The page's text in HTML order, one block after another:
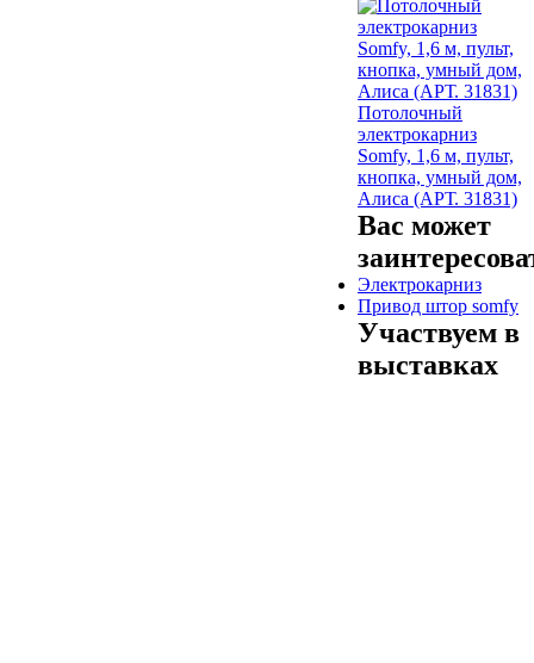
Потолочный
электрокарниз
Somfy, 1,6 м, пульт,
кнопка, умный дом,
Алиса (АРТ. 31831)
Вас может
Электрокарниз
Привод штор somfy
Участвуем в
выставках